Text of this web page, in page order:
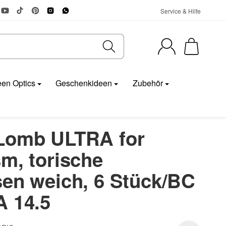
Service & Hilfe
Optics Geschenkideen Zubehör
ULTRA for
torische
weich, 6 Stück/BC
14.5